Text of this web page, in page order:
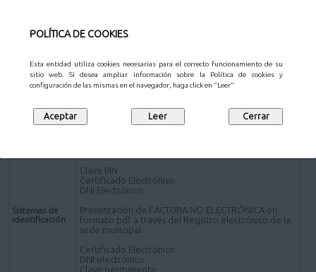
POLÍTICA DE COOKIES
Esta entidad utiliza cookies necesarias para el correcto funcionamiento de su
sitio web. Si desea ampliar información sobre la Política de cookies y
configuración de las mismas en el navegador, haga click en "Leer"
siguientes canales distintos de la plataforma FACe:
Oficinas de Atención al Ciudadano.
Online - Sujetos obligados a relacionarse
Ayuntamiento de Pozuelo de Alarcón (a través de la
Solicitud de carácter General
Sistemas de
identificación
Clave PIN
Certificado Electrónico
DNI Electrónico
Presentación de FACTURA NO ELECTRÓNICA en
formato pdf a través del Registro electrónico de la
sede municipal:
Certificado Electrónico
DNI electrónico
Clave permanente